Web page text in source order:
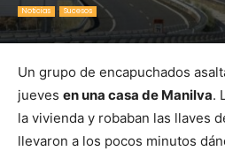
Noticias Sucesos
Un grupo de encapuchados
jueves en una casa de Manilva.
la vivienda y robaban las llaves
llevaron a los pocos minutos